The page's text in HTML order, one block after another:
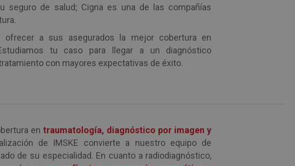
seguro de salud; Cigna es una de las compañías
ofrecer a sus asegurados la mejor cobertura en
tu caso para llegar a un diagnóstico
con mayores expectativas de éxito.
en traumatología, diagnóstico por imagen y
de IMSKE convierte a nuestro equipo de
de su especialidad. En cuanto a radiodiagnóstico,